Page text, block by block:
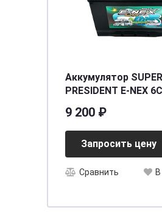
Аккумулятор SUPER
PRESIDENT E-NEX 6СТ-
разряда)
[27]
9 200 ₽
Запросить цену
Сравнить